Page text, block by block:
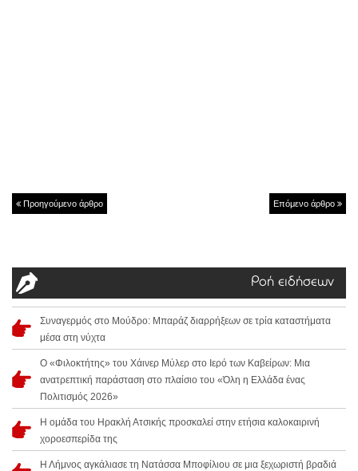
Προηγούμενο άρθρο Επόμενο άρθρο
Ροή ειδήσεων
Συναγερμός στο Μούδρο: Μπαράζ διαρρήξεων σε τρία καταστήματα
μέσα στη νύχτα
Ο «Φιλοκτήτης» του Χάινερ Μύλερ στο Ιερό των Καβείρων: Μια
ανατρεπτική παράσταση στο πλαίσιο του «Όλη η Ελλάδα ένας
Πολιτισμός 2026»
Η ομάδα του Ηρακλή Ατσικής προσκαλεί στην ετήσια καλοκαιρινή
χοροεσπερίδα της
Η Λήμνος αγκάλιασε τη Νατάσσα Μποφίλιου σε μια ξεχωριστή βραδιά